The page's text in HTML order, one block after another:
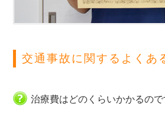
交通事故に関するよくあ
治療費はどのくらいかかるので